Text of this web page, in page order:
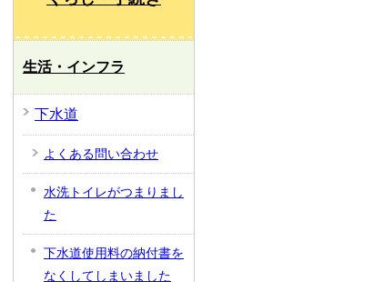
生活・インフラ
下水道
よくある問い合わせ
水洗トイレがつまりまし
た
下水道使用料の納付書を
なくしてしまいました